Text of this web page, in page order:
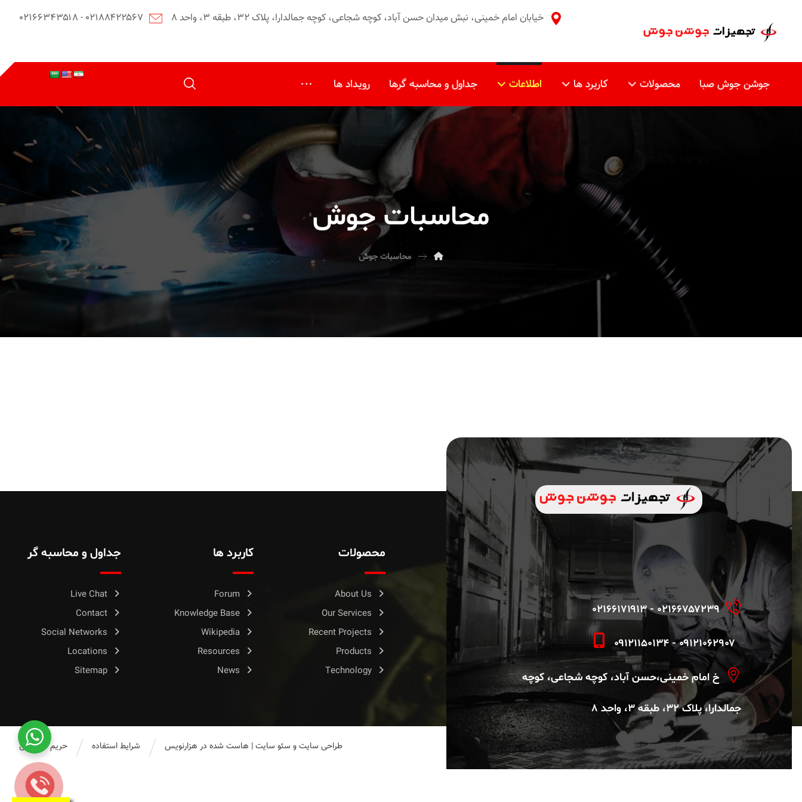
۰۲۱۸۸۴۲۲۵۶۷ - ۰۲۱۶۶۳۴۳۵۱۸ خیابان امام خمینی، نبش میدان حسن آباد، کوچه شجاعی، کوچه جمالدارا، پلاک ۳۲، طبقه ۳، واحد ۸
جوشن جوش صبا محصولات کاربرد ها اطلاعات جداول و محاسبه گرها رویداد ها
محاسبات جوش
محاسبات جوش
۰۲۱۶۶۷۵۷۲۳۹ - ۰۲۱۶۶۱۷۱۹۱۳
۰۹۱۲۱۱۵۰۱۳۴ - ۰۹۱۲۱۰۶۲۹۰۷
خ امام خمینی،حسن آباد، کوچه شجاعی، کوچه
جمالدارا، پلاک ۳۲، طبقه ۳، واحد ۸
محصولات
About Us
Our Services
Recent Projects
Products
Technology
کاربرد ها
Forum
Knowledge Base
Wikipedia
Resources
News
جداول و محاسبه گر
Live Chat
Contact
Social Networks
Locations
Sitemap
حریم خصوصی شرایط استفاده طراحی سایتو سئو سایت| هاست شده در هزارنویس